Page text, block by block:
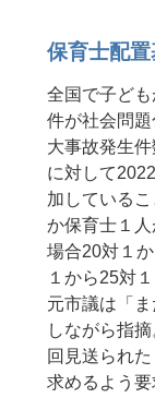
保育士配
全国で子ど
件が社会問
大事故発生
に対して
加している
か保育士１
場合20対１
１から25対
元市議は「
しながら指
回見送られ
求めるよう